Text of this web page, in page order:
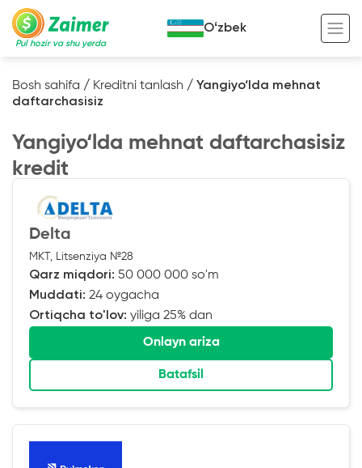
Pul hozir va shu yerda
Avto garov evaziga kredit
Ko’chmas mulk garov evaziga kredit
Maxsus texnika garov evaziga kredit
Kredit onlayn
Tadbirkorlar uchun onlayn kredit
O‘zini o‘zi band qilganlar uchun onlayn
kredit
Foydali
Kreditingizning hayotiy tsikli
Kalkulyator
Oʻzbek
Bosh sahifa / Kreditni tanlash / Yangiyo‘lda mehnat
daftarchasisiz
Yangiyo‘lda mehnat daftarchasisiz
kredit
Delta
MKT, Litsenziya №28
Qarz miqdori: 50 000 000 so'm
Muddati: 24 oygacha
Ortiqcha to'lov: yiliga 25% dan
Onlayn ariza
Batafsil